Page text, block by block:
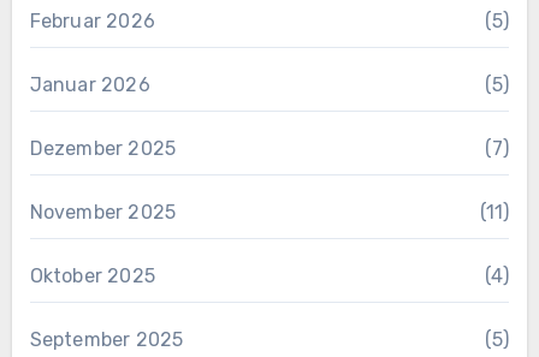
Februar 2026 (5)
Januar 2026 (5)
Dezember 2025 (7)
November 2025 (11)
Oktober 2025 (4)
September 2025 (5)